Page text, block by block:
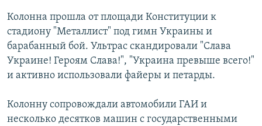
Колонна прошла от площади Конституции к
стадиону "Металлист" под гимн Украины и
барабанный бой. Ультрас скандировали "Слава
Украине! Героям Слава!", "Украина превыше всего!"
и активно использовали файеры и петарды.
Колонну сопровождали автомобили ГАИ и
несколько десятков машин с государственными